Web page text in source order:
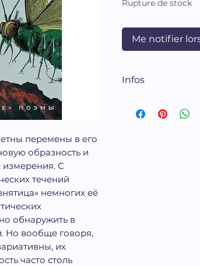
перемены в его
образность и
измерения. С
течений
немногих её
обнаружить в
Но вообще говоря,
их
часто столь
Rupture de stock
Me notifier
Infos